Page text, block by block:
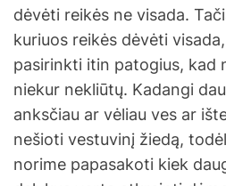
dėvėti reikės ne visada.
kuriuos reikės dėvėti
pasirinkti itin patogius, kad
niekur nekliūtų. Kadangi
anksčiau ar vėliau ves ar
nešioti vestuvinį žiedą,
norime papasakoti kiek